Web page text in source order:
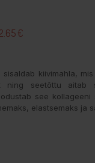
€
sisaldab kiivimahla,
ning seetõttu aitab
see kollageeni
elastsemaks ja